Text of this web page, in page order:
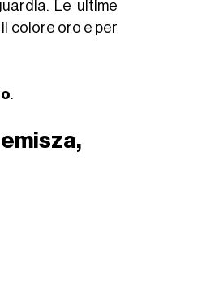
Le ultime
colore oro e per